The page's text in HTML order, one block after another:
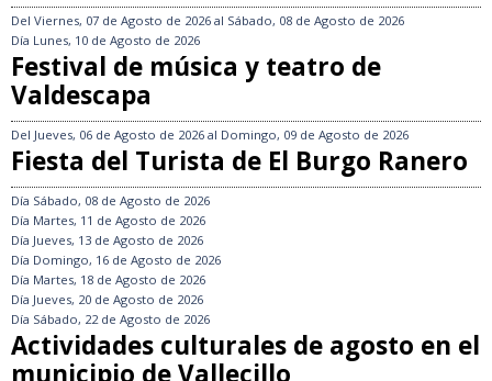
Del Viernes, 07 de Agosto de 2026 al Sábado, 08 de Agosto de 2026
Día Lunes, 10 de Agosto de 2026
Festival de música y teatro de
Valdescapa
Del Jueves, 06 de Agosto de 2026 al Domingo, 09 de Agosto de 2026
Fiesta del Turista de El Burgo Ranero
Día Sábado, 08 de Agosto de 2026
Día Martes, 11 de Agosto de 2026
Día Jueves, 13 de Agosto de 2026
Día Domingo, 16 de Agosto de 2026
Día Martes, 18 de Agosto de 2026
Día Jueves, 20 de Agosto de 2026
Día Sábado, 22 de Agosto de 2026
Actividades culturales de agosto en el
municipio de Vallecillo